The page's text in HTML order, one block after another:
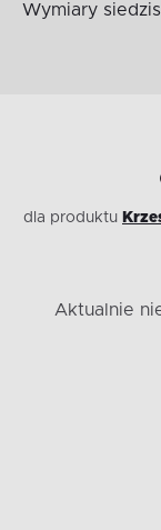
Wymiary
dla produktu
Aktualnie